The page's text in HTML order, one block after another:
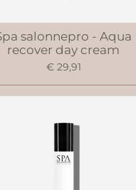
salonnepro - Aqua
recover day cream
€ 29,91